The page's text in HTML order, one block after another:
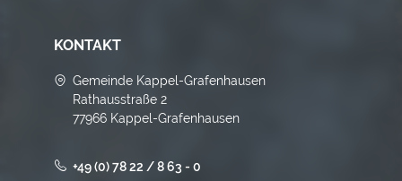
KONTAKT
Gemeinde Kappel-Grafenhausen
Rathausstraße 2
77966 Kappel-Grafenhausen
+49 (0) 78 22 / 8 63 - 0